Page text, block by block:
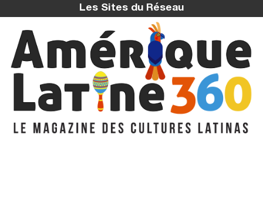
Les Sites du Réseau